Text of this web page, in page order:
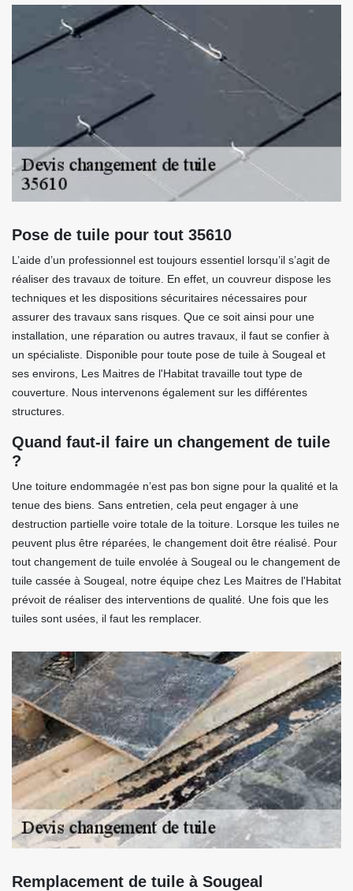
Pose de tuile pour tout 35610
L’aide d’un professionnel est toujours essentiel lorsqu’il s’agit de
réaliser des travaux de toiture. En effet, un couvreur dispose les
techniques et les dispositions sécuritaires nécessaires pour
assurer des travaux sans risques. Que ce soit ainsi pour une
installation, une réparation ou autres travaux, il faut se confier à
un spécialiste. Disponible pour toute pose de tuile à Sougeal et
ses environs, Les Maitres de l'Habitat travaille tout type de
couverture. Nous intervenons également sur les différentes
structures.
Quand faut-il faire un changement de tuile
?
Une toiture endommagée n’est pas bon signe pour la qualité et la
tenue des biens. Sans entretien, cela peut engager à une
destruction partielle voire totale de la toiture. Lorsque les tuiles ne
peuvent plus être réparées, le changement doit être réalisé. Pour
tout changement de tuile envolée à Sougeal ou le changement de
tuile cassée à Sougeal, notre équipe chez Les Maitres de l'Habitat
prévoit de réaliser des interventions de qualité. Une fois que les
tuiles sont usées, il faut les remplacer.
Remplacement de tuile à Sougeal